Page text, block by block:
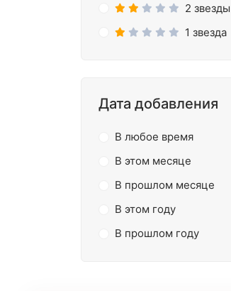
2 звезды
1 звезда
Дата добавления
В любое время
В этом месяце
В прошлом месяце
В этом году
В прошлом году